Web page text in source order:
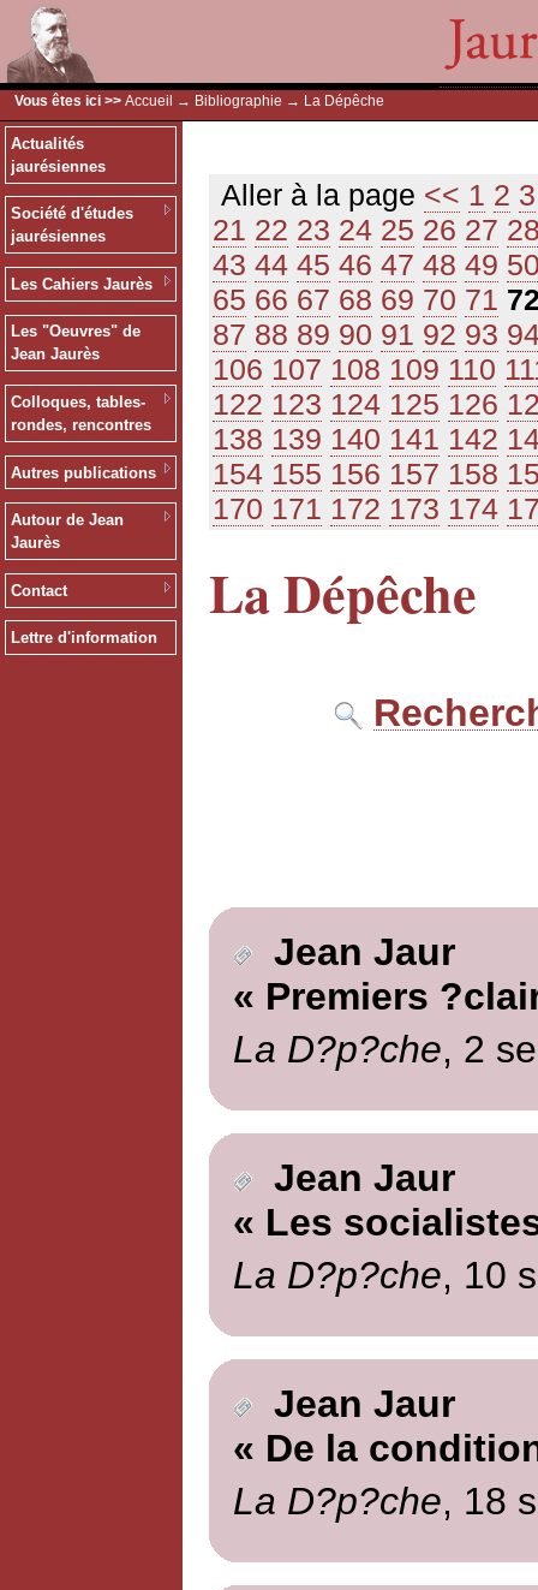
Vous êtes ici >> Accueil → Bibliographie → La Dépêche
Actualités
jaurésiennes
Société d'études
jaurésiennes
Les Cahiers Jaurès
Les "Oeuvres" de
Jean Jaurès
Colloques, tables-
rondes, rencontres
Autres publications
Autour de Jean
Jaurès
Contact
Lettre d'information
Aller à la page << 1 2 3
21 22 23 24 25 26 27
43 44 45 46 47 48 49
65 66 67 68 69 70 71
87 88 89 90 91 92 93
106 107 108 109 110
122 123 124 125 126
138 139 140 141 142
154 155 156 157 158
170 171 172 173 174
La Dépêche
Jean Jaur
« Premiers
La D?p?che, 2
Jean Jaur
« Les
La D?p?che, 10
Jean Jaur
« De la
La D?p?che, 18